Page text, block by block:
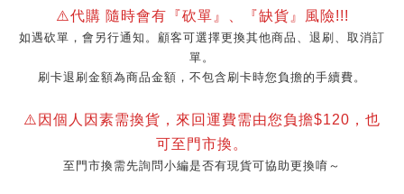
⚠️代購 隨時會有『砍單』 、『缺貨』風險!!!
如遇砍單，會另行通知。顧客可選擇更換其他商品、退刷、取消訂
單。
刷卡退刷金額為商品金額，不包含刷卡時您負擔的手續費。
⚠️因個人因素需換貨，來回運費需由您負擔$120，也
可至門市換。
至門市換需先詢問小編是否有現貨可協助更換唷～